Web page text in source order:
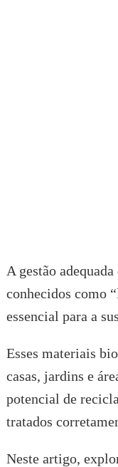
A gestão
conhecidos como
essencial para a
Esses materiais
casas, jardins e
potencial de
tratados
Neste artigo,